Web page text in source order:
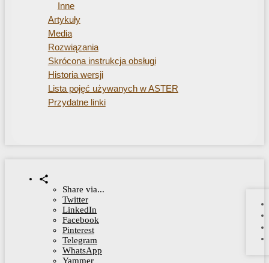
Inne
Artykuły
Media
Rozwiązania
Skrócona instrukcja obsługi
Historia wersji
Lista pojęć używanych w ASTER
Przydatne linki
Share via...
Twitter
LinkedIn
Facebook
Pinterest
Telegram
WhatsApp
Yammer